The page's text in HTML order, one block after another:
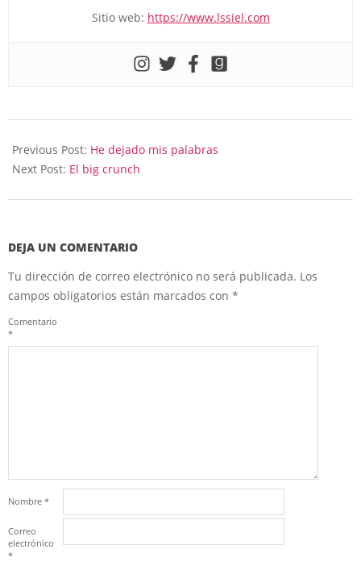
Sitio web: https://www.lssiel.com
07-
17
Previous Post: He dejado mis palabras
Next Post: El big crunch
DEJA UN COMENTARIO
Tu dirección de correo electrónico no será publicada. Los
campos obligatorios están marcados con *
Comentario
*
Nombre *
Correo
electrónico
*